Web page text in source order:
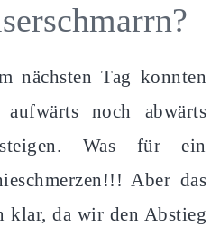
nächsten Tag konnten
noch abwärts
Was für ein
Aber das
klar, da wir den Abstieg